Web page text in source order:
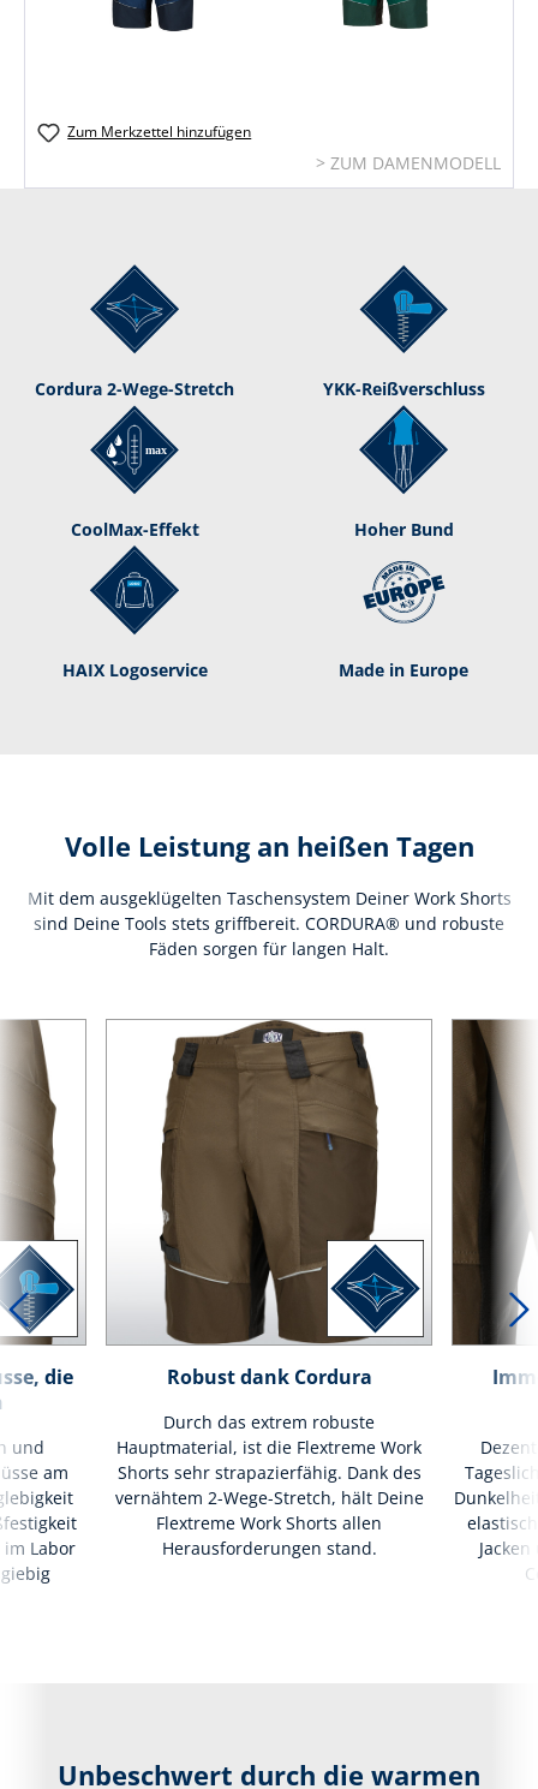
Zum Merkzettel hinzufügen
> ZUM DAMENMODELL
Cordura 2-Wege-Stretch YKK-Reißverschluss
CoolMax-Effekt Hoher Bund
HAIX Logoservice Made in Europe
Volle Leistung an heißen Tagen
Mit dem ausgeklügelten Taschensystem Deiner Work Shorts
sind Deine Tools stets griffbereit. CORDURA® und robuste
Fäden sorgen für langen Halt.
die
und
am
Labor
Robust dank Cordura
Durch das extrem robuste
Hauptmaterial, ist die Flextreme Work
Shorts sehr strapazierfähig. Dank des
vernähtem 2-Wege-Stretch, hält Deine
Flextreme Work Shorts allen
Herausforderungen stand.
Jacken
Unbeschwert durch die warmen